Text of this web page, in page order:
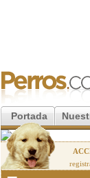
Portada